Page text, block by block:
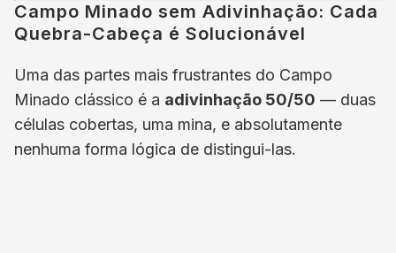
Campo Minado sem Adivinhação: Cada
Quebra-Cabeça é Solucionável
Uma das partes mais frustrantes do Campo
Minado clássico é a adivinhação 50/50 — duas
células cobertas, uma mina, e absolutamente
nenhuma forma lógica de distingui-las.